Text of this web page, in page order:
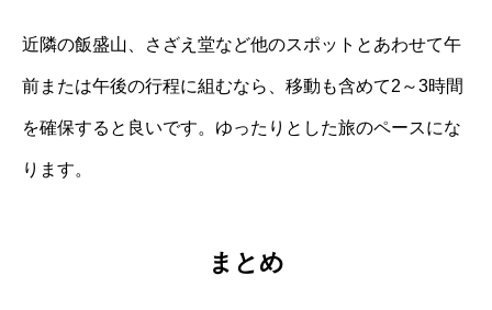
近隣の飯盛山、さざえ堂など他のスポットとあわせて午
前または午後の行程に組むなら、移動も含めて2～3時間
を確保すると良いです。ゆったりとした旅のペースにな
ります。
まとめ